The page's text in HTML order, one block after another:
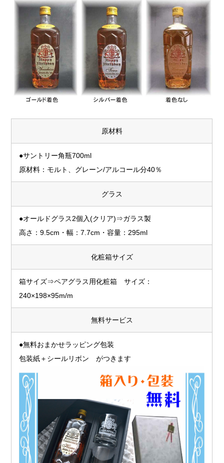
原材料
●サントリー角瓶700ml
原材料：モルト、グレーン/アルコール分40％
グラス
●オールドグラス2個入(クリア)⇒ガラス製
高さ：9.5cm・幅：7.7cm・容量：295ml
化粧箱サイズ
箱サイズ⇒ペアグラス用化粧箱 サイズ：
240×198×95m/m
無料サービス
●無料おまかせラッピング包装
包装紙＋シールリボン がつきます